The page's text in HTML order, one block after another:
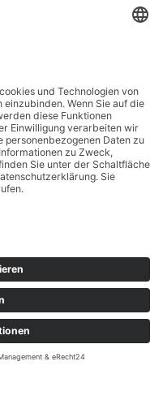
Herstellung,